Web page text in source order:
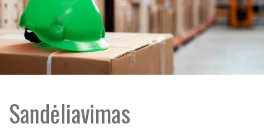
Sandėliavimas